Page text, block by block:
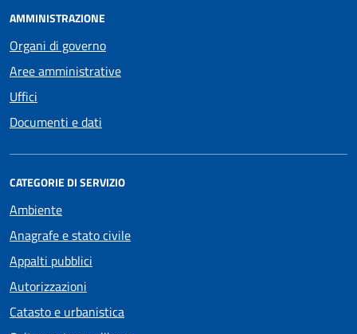
AMMINISTRAZIONE
Organi di governo
Aree amministrative
Uffici
Documenti e dati
CATEGORIE DI SERVIZIO
Ambiente
Anagrafe e stato civile
Appalti pubblici
Autorizzazioni
Catasto e urbanistica